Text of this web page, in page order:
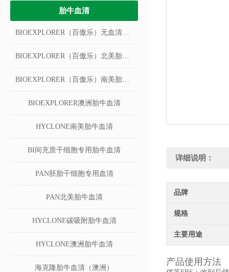
胎牛血清
BIOEXPLORER（百傲乐）无血清冻存液
BIOEXPLORER（百傲乐）北美胎牛血清
BIOEXPLORER（百傲乐）南美胎牛血清
BIOEXPLORER澳洲胎牛血清
HYCLONE南美胎牛血清
BI间充质干细胞专用胎牛血清
PAN胚胎干细胞专用血清
PAN北美胎牛血清
HYCLONE碳吸附胎牛血清
HYCLONE澳洲胎牛血清
海克隆胎牛血清（澳洲）
详细说明：
品牌
规格
主要用途
产品使用方法